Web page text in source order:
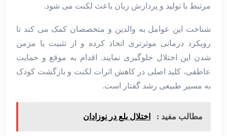
مرتبط با تولید و پردازش زبان باعث لکنت می شود.
شناخت این عوامل به والدین و متخصصان کمک می ‌کند تا
رویکرد درمانی موثرتری اتخاذ کرده و از تثبیت یا مزمن
شدن این اختلال جلوگیری نمایند. اقدام به‌ موقع و حمایت
عاطفی، کلید اصلی در کاهش اثرات لکنت و بازگشت کودک
به مسیر طبیعی رشد گفتار است.
مطالب مفید : اختلال بلع در نوزادان